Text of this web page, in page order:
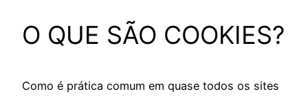
O QUE SÃO COOKIES?
Como é prática comum em quase todos os sites